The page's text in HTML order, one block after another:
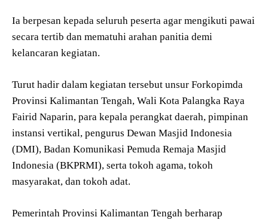
Ia berpesan kepada seluruh peserta agar mengikuti pawai
secara tertib dan mematuhi arahan panitia demi
kelancaran kegiatan.
Turut hadir dalam kegiatan tersebut unsur Forkopimda
Provinsi Kalimantan Tengah, Wali Kota Palangka Raya
Fairid Naparin, para kepala perangkat daerah, pimpinan
instansi vertikal, pengurus Dewan Masjid Indonesia
(DMI), Badan Komunikasi Pemuda Remaja Masjid
Indonesia (BKPRMI), serta tokoh agama, tokoh
masyarakat, dan tokoh adat.
Pemerintah Provinsi Kalimantan Tengah berharap